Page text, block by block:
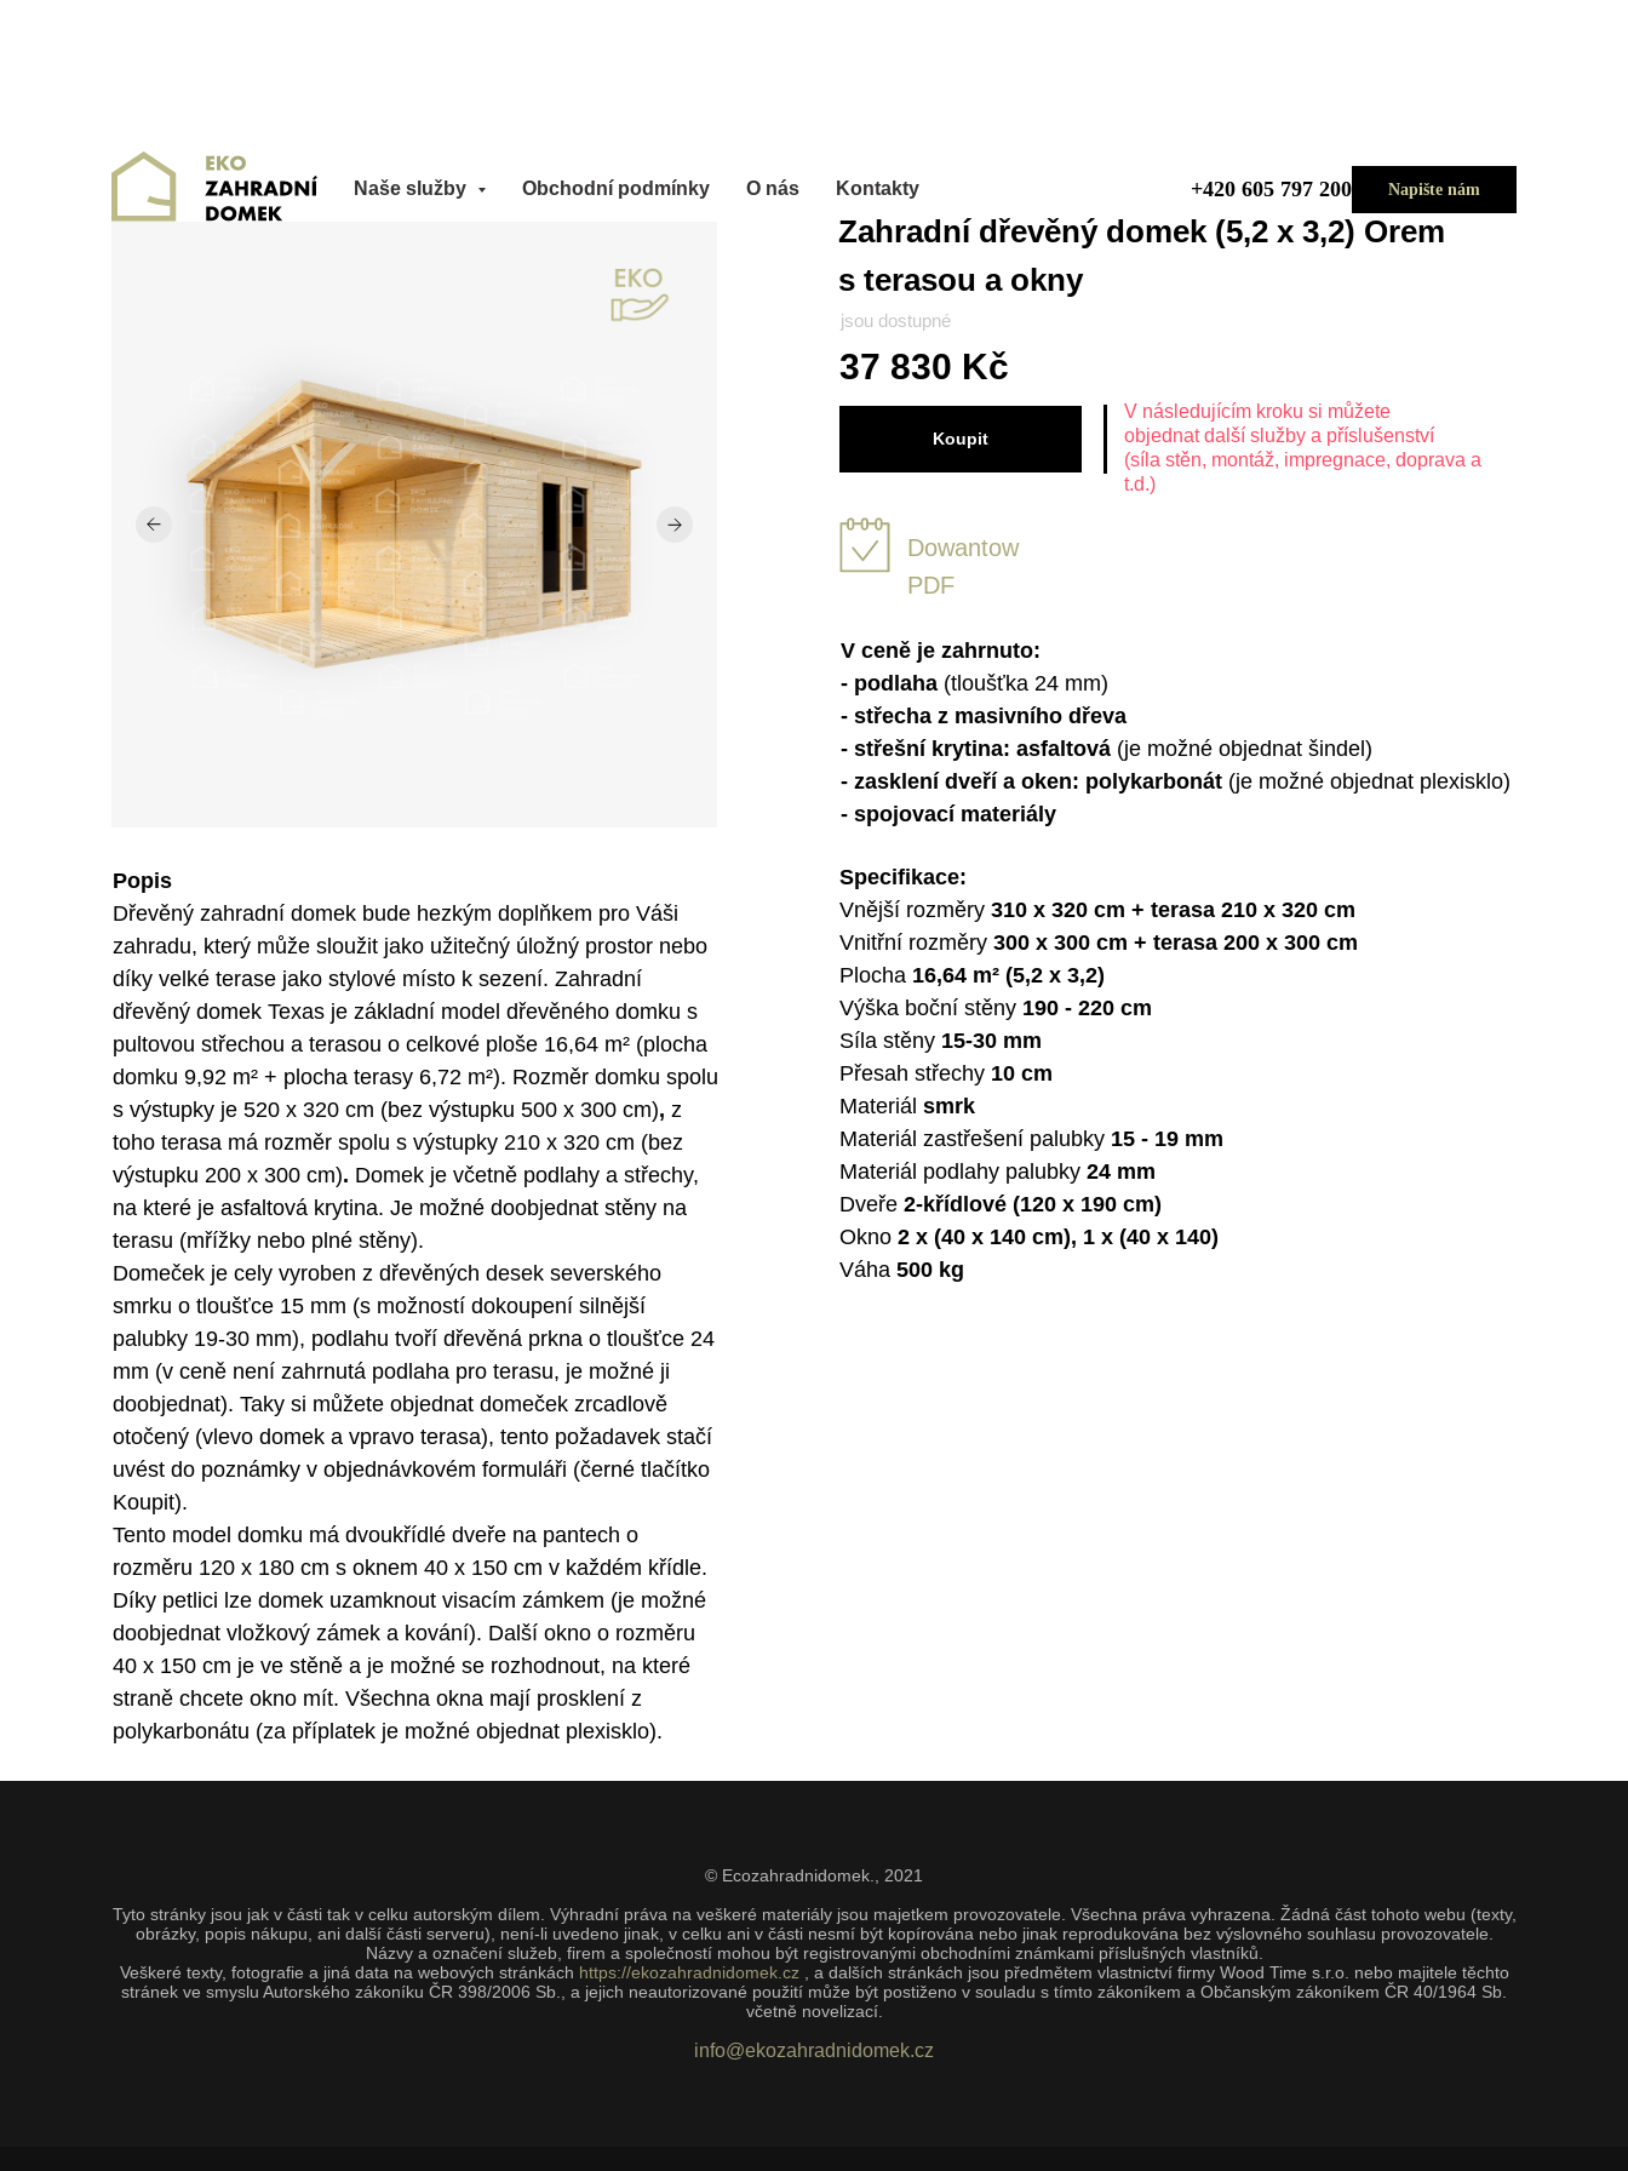
Naše služby Obchodní podmínky O nás Kontakty +420 605 797 200 Napište nám
V ceně je zahrnuto:
- podlaha (tloušťka 24 mm)
- střecha z masivního dřeva
- střešní krytina: asfaltová (je možné objednat šindel)
- zasklení dveří a oken: polykarbonát (je možné objednat plexisklo)
- spojovací materiály
Popis
Dřevěný zahradní domek bude hezkým doplňkem pro Váši
zahradu, který může sloužit jako užitečný úložný prostor nebo
díky velké terase jako stylové místo k sezení. Zahradní
dřevěný domek Texas je základní model dřevěného domku s
pultovou střechou a terasou o celkové ploše 16,64 m² (plocha
domku 9,92 m² + plocha terasy 6,72 m²). Rozměr domku spolu
s výstupky je 520 x 320 cm (bez výstupku 500 x 300 cm), z
toho terasa má rozměr spolu s výstupky 210 x 320 cm (bez
výstupku 200 x 300 cm). Domek je včetně podlahy a střechy,
na které je asfaltová krytina. Je možné doobjednat stěny na
terasu (mřížky nebo plné stěny).
Domeček je cely vyroben z dřevěných desek severského
smrku o tloušťce 15 mm (s možností dokoupení silnější
palubky 19-30 mm), podlahu tvoří dřevěná prkna o tloušťce 24
mm (v ceně není zahrnutá podlaha pro terasu, je možné ji
doobjednat). Taky si můžete objednat domeček zrcadlově
otočený (vlevo domek a vpravo terasa), tento požadavek stačí
uvést do poznámky v objednávkovém formuláři (černé tlačítko
Koupit).
Tento model domku má dvoukřídlé dveře na pantech o
rozměru 120 x 180 cm s oknem 40 x 150 cm v každém křídle.
Díky petlici lze domek uzamknout visacím zámkem (je možné
doobjednat vložkový zámek a kování). Další okno o rozměru
40 x 150 cm je ve stěně a je možné se rozhodnout, na které
straně chcete okno mít. Všechna okna mají prosklení z
polykarbonátu (za příplatek je možné objednat plexisklo).
Dowantow
PDF
Zahradní dřevěný domek (5,2 x 3,2) Orem
s terasou a okny
Specifikace:
Vnější rozměry 310 x 320 cm + terasa 210 x 320 cm
Vnitřní rozměry 300 x 300 cm + terasa 200 x 300 cm
Plocha 16,64 m² (5,2 x 3,2)
Výška boční stěny 190 - 220 cm
Síla stěny 15-30 mm
Přesah střechy 10 cm
Materiál smrk
Materiál zastřešení palubky 15 - 19 mm
Materiál podlahy palubky 24 mm
Dveře 2-křídlové (120 x 190 cm)
Okno 2 x (40 x 140 cm), 1 x (40 x 140)
Váha 500 kg
jsou dostupné
37 830 Kč
Koupit
V následujícím kroku si můžete
objednat další služby a příslušenství
(síla stěn, montáž, impregnace, doprava a
t.d.)
© Ecozahradnidomek.,
2021
Tyto stránky jsou jak v části tak v celku autorským dílem. Výhradní práva na veškeré materiály jsou majetkem provozovatele. Všechna práva vyhrazena. Žádná část tohoto webu (texty,
obrázky, popis nákupu, ani další části serveru), není-li uvedeno jinak, v celku ani v části nesmí být kopírována nebo jinak reprodukována bez výslovného souhlasu provozovatele.
Názvy a označení služeb, firem a společností mohou být registrovanými obchodními známkami příslušných vlastníků.
Veškeré texty, fotografie a jiná data na webových stránkách https://ekozahradnidomek.cz , a dalších stránkách jsou předmětem vlastnictví firmy Wood Time s.r.o. nebo majitele těchto
stránek ve smyslu Autorského zákoníku ČR 398/2006 Sb., a jejich neautorizované použití může být postiženo v souladu s tímto zákoníkem a Občanským zákoníkem ČR 40/1964 Sb.
včetně novelizací.
info@ekozahradnidomek.cz